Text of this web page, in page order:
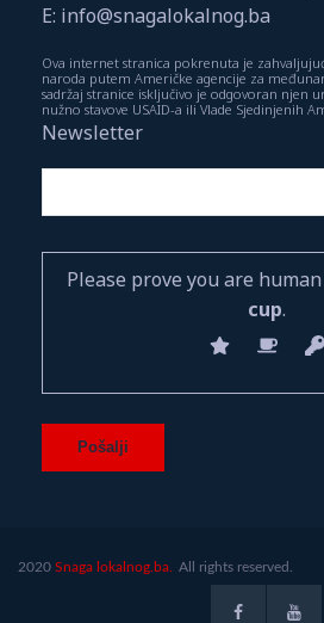
E: info@snagalokalnog.ba
Ova internet stranica pokrenuta je
naroda putem Američke agencije za
sadržaj stranice isključivo je odgovoran njen
nužno stavove USAID-a ili Vlade Sjedinjenih
Newsletter
Please prove you are
cup.
2020 Snaga lokalnog.ba. All rights reserved.